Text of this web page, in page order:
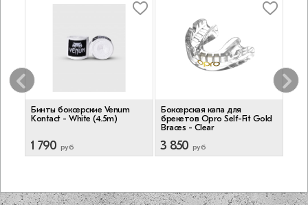
Бинты боксерские Venum
Kontact - White (4.5m)
1 790 руб
Боксерская капа для
брекетов Opro Self-Fit Gold
Braces - Clear
3 850 руб